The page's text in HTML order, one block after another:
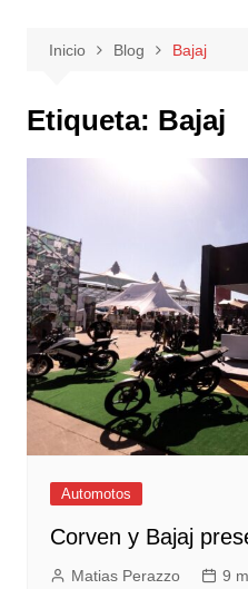
Inicio Blog Bajaj
Etiqueta: Bajaj
Automotos
Corven y Bajaj
Matias Perazzo 9